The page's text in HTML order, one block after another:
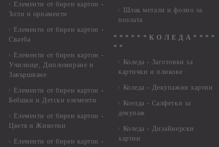
Елементи от бирен картон -
Ъгли и орнаменти
Елементи от бирен картон -
Сватба
Елементи от бирен картон -
Училище, Дипломиране и
Завършване
Елементи от бирен картон -
Бебшки и Детски елементи
Елементи от бирен картон -
Цветя и Животни
Елементи от бирен картон -
Шлак метали и фолио за
позлата
* * * * * * К О Л Е Д А * * * *
* *
Коледа - Заготовки за
картички и пликове
Коледа - Декупажни хартии
Коелда - Салфетки за
декупаж
Коледа - Дизайнерски
хартии